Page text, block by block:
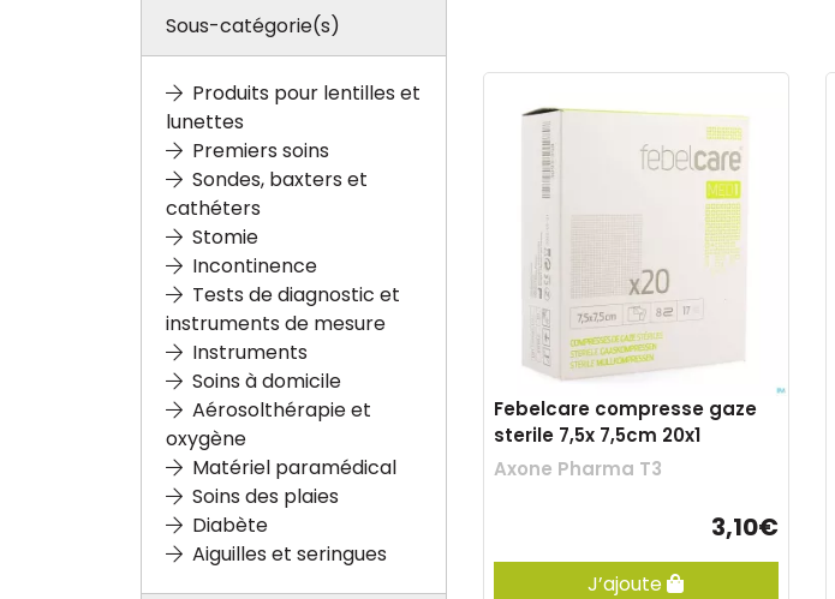
Sous-catégorie(s)
Produits pour lentilles et
lunettes
Premiers soins
Sondes, baxters et
cathéters
Stomie
Incontinence
Tests de diagnostic et
instruments de mesure
Instruments
Soins à domicile
Aérosolthérapie et
oxygène
Matériel paramédical
Soins des plaies
Diabète
Aiguilles et seringues
Febelcare compresse gaze
sterile 7,5x 7,5cm 20x1
Axone Pharma T3
3,10€
J’ajoute